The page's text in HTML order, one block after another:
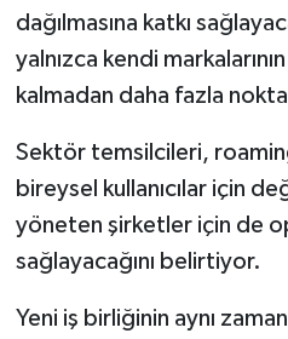
dağılmasına katkı
yalnızca kendi
kalmadan daha fazla
Sektör temsilcileri,
bireysel kullanıcılar için
yöneten şirketler için de
sağlayacağını belirtiyor.
Yeni iş birliğinin aynı